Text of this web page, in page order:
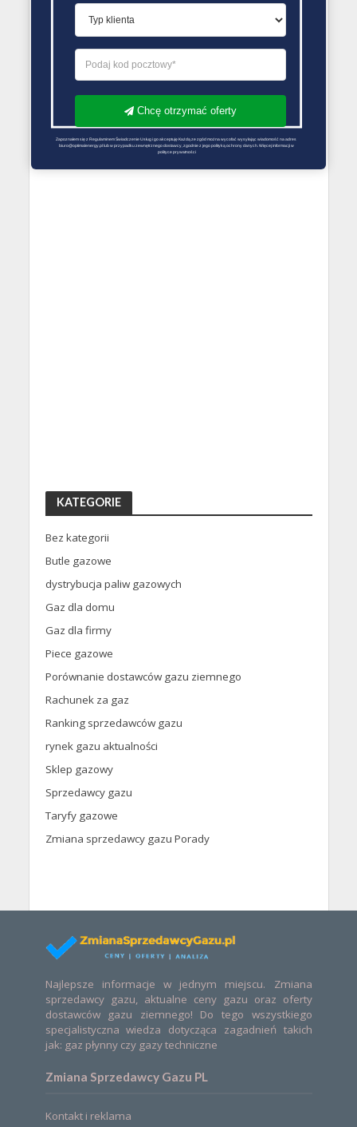
KATEGORIE
Bez kategorii
Butle gazowe
dystrybucja paliw gazowych
Gaz dla domu
Gaz dla firmy
Piece gazowe
Porównanie dostawców gazu ziemnego
Rachunek za gaz
Ranking sprzedawców gazu
rynek gazu aktualności
Sklep gazowy
Sprzedawcy gazu
Taryfy gazowe
Zmiana sprzedawcy gazu Porady
Najlepsze informacje w jednym miejscu. Zmiana
sprzedawcy gazu, aktualne ceny gazu oraz oferty
dostawców gazu ziemnego! Do tego wszystkiego
specjalistyczna wiedza dotycząca zagadnień takich
jak: gaz płynny czy gazy techniczne
Zmiana Sprzedawcy Gazu PL
Kontakt i reklama
Chcę otrzymać oferty
Zapoznałem się z Regulaminem Świadczenie Usług i go akceptuję Każdą ze zgód można wycofać wysyłając wiadomość na adres
biuro@optimalenergy.pl lub w przypadku zewnętrznego dostawcy, zgodnie z jego polityką ochrony danych. Więcej informacji w
polityce prywatności